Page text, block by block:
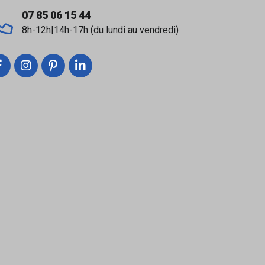
verticaux.
bain).
planchers chauffants) selon l’usage.
07 85 06 15 44
8h-12h|14h-17h (du lundi au vendredi)